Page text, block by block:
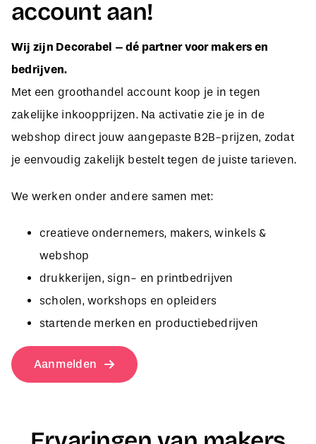
Wij zijn Decorabel – dé partner voor makers en
bedrijven.
Met een groothandel account koop je in tegen
zakelijke inkoopprijzen. Na activatie zie je in de
webshop direct jouw aangepaste B2B-prijzen, zodat
je eenvoudig zakelijk bestelt tegen de juiste tarieven.
We werken onder andere samen met:
webshop
drukkerijen, sign- en printbedrijven
scholen, workshops en opleiders
startende merken en productiebedrijven